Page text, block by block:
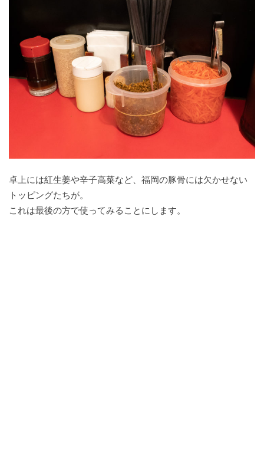
卓上には紅生姜や辛子高菜など、福岡の豚骨には欠かせない
トッピングたちが。
これは最後の方で使ってみることにします。